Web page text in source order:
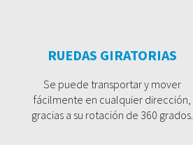
RUEDAS GIRATORIAS
Se puede transportar y mover
fácilmente en cualquier dirección,
gracias a su rotación de 360 grados.